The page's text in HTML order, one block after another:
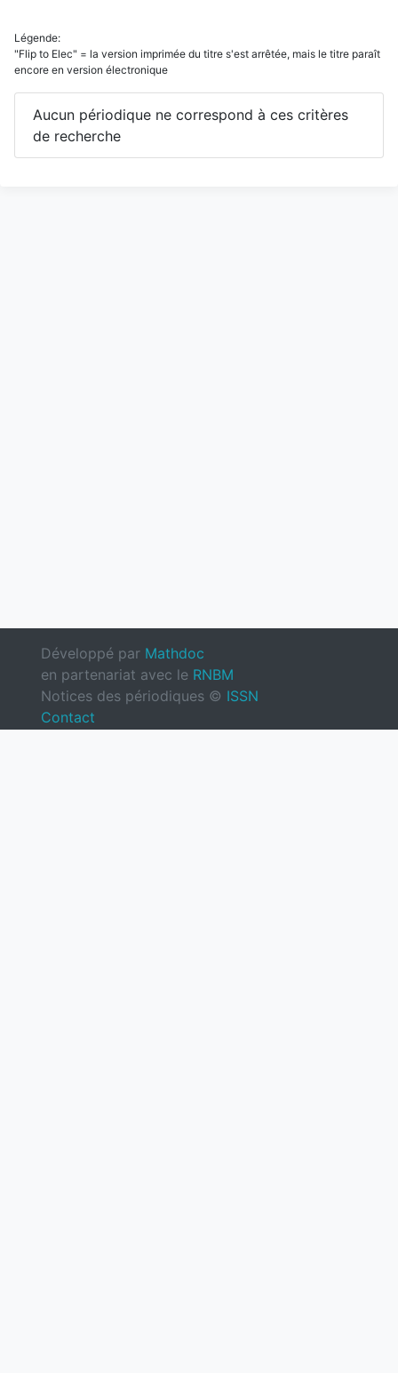
Légende:
"Flip to Elec" = la version imprimée du titre s'est arrêtée, mais le titre paraît
encore en version électronique
Aucun périodique ne correspond à ces critères
de recherche
Développé par Mathdoc
en partenariat avec le RNBM
Notices des périodiques © ISSN
Contact